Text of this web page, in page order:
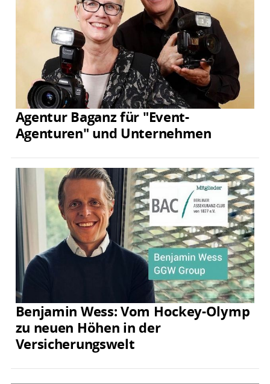
Agentur Baganz für "Event-
Agenturen" und Unternehmen
Benjamin Wess: Vom Hockey-Olymp
zu neuen Höhen in der
Versicherungswelt